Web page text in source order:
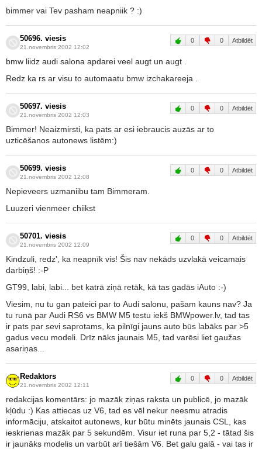
bimmer vai Tev pasham neapniik ? :)
50696. viesis
21.novembris 2002 12:02
0 0 Atbildēt
bmw liidz audi salona apdarei veel augt un augt .
Redz ka rs ar visu to automaatu bmw izchakareeja .
50697. viesis
21.novembris 2002 12:03
0 0 Atbildēt
Bimmer! Neaizmirsti, ka pats ar esi iebraucis auzās ar to
uzticēšanos autonews listēm:)
50699. viesis
21.novembris 2002 12:08
0 0 Atbildēt
Nepieveers uzmaniibu tam Bimmeram.
Luuzeri vienmeer chiikst
50701. viesis
21.novembris 2002 12:09
0 0 Atbildēt
Kindzuli, redz', ka neapnīk vis! Šis nav nekāds uzvlakā veicamais
darbiņš! :-P
GT99, labi, labi... bet katrā ziņā retāk, kā tas gadās iAuto :-)
Viesim, nu tu gan pateici par to Audi salonu, pašam kauns nav? Ja
tu runā par Audi RS6 vs BMW M5 testu iekš BMWpower.lv, tad tas
ir pats par sevi saprotams, ka pilnīgi jauns auto būs labāks par >5
gadus vecu modeli. Drīz nāks jaunais M5, tad varēsi liet gaužas
asariņas...
Redaktors
21.novembris 2002 12:11
0 0 Atbildēt
redakcijas komentārs: jo mazāk ziņas raksta un publicē, jo mazāk
kļūdu :) Kas attiecas uz V6, tad es vēl nekur neesmu atradis
informāciju, atskaitot autonews, kur būtu minēts jaunais CSL, kas
ieskrienas mazāk par 5 sekundēm. Visur iet runa par 5,2 - tātad šis
ir jaunāks modelis un varbūt arī tiešām V6. Bet galu galā - vai tas ir